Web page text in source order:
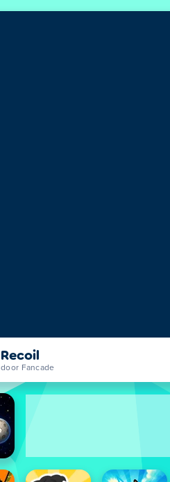
Recoil
door Fancade